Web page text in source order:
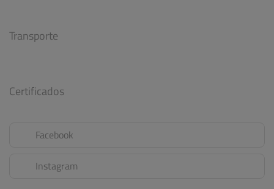
Transporte
Certificados
Facebook
Instagram